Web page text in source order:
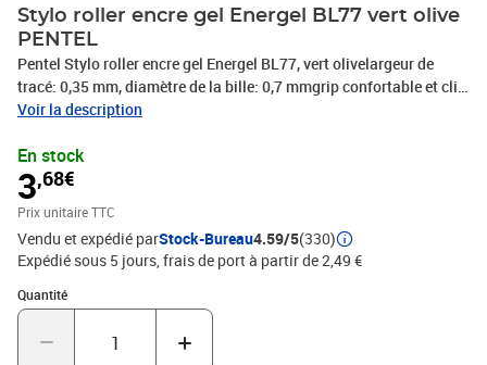
Stylo roller encre gel Energel BL77 vert olive
PENTEL
Pentel Stylo roller encre gel Energel BL77, vert olivelargeur de
tracé: 0,35 mm, diamètre de la bille: 0,7 mmgrip confortable et clip
en métal, mécanisme à pressioncouleur de corps: argent/bleu,
Voir la description
En stock
3,68€
Prix unitaire TTC
Vendu et expédié parStock-Bureau4.59/5(330)
Expédié sous 5 jours, frais de port à partir de 2,49 €
Quantité
Quantité : 1